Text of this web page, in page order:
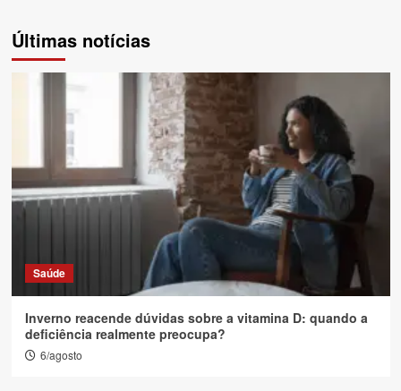
Últimas notícias
Saúde
Inverno reacende dúvidas sobre a vitamina D: quando a
deficiência realmente preocupa?
6/agosto